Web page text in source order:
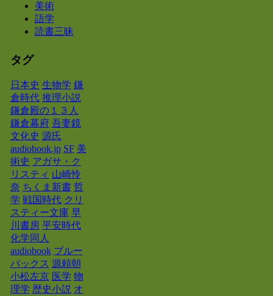
美術
語学
読書三昧
タグ
日本史 生物学 鎌
倉時代 推理小説
鎌倉殿の１３人
鎌倉幕府 吾妻鏡
文化史 源氏
audiobook.jp SF 美
術史 アガサ・ク
リスティ 山崎怜
奈 ちくま新書 哲
学 戦国時代 クリ
スティー文庫 早
川書房 平安時代
化学同人
audiobook ブルー
バックス 源頼朝
小松左京 医学 物
理学 歴史小説 オ